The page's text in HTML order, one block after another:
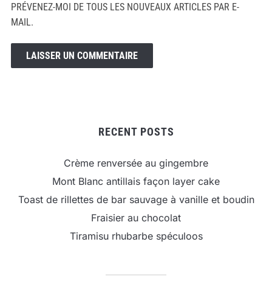
PRÉVENEZ-MOI DE TOUS LES NOUVEAUX ARTICLES PAR E-
MAIL.
RECENT POSTS
Crème renversée au gingembre
Mont Blanc antillais façon layer cake
Toast de rillettes de bar sauvage à vanille et boudin
Fraisier au chocolat
Tiramisu rhubarbe spéculoos